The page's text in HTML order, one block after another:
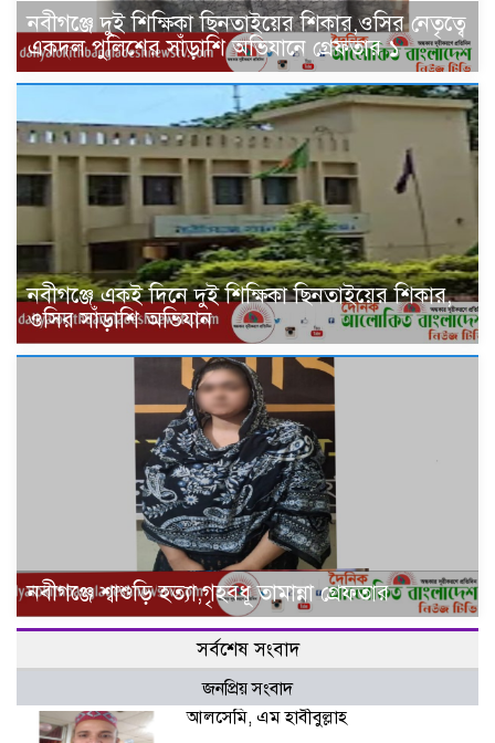
নবীগঞ্জে দুই শিক্ষিকা ছিনতাইয়ের শিকার,ওসির নেতৃত্বে
একদল পুলিশের সাঁড়াশি অভিযানে গ্রেফতার ১
নবীগঞ্জে একই দিনে দুই শিক্ষিকা ছিনতাইয়ের শিকার,
ওসির সাঁড়াশি অভিযান
নবীগঞ্জে শ্বাশুড়ি হত্যা,গৃহবধূ তামান্না গ্রেফতার
সর্বশেষ সংবাদ
জনপ্রিয় সংবাদ
আলসেমি, এম হাবীবুল্লাহ